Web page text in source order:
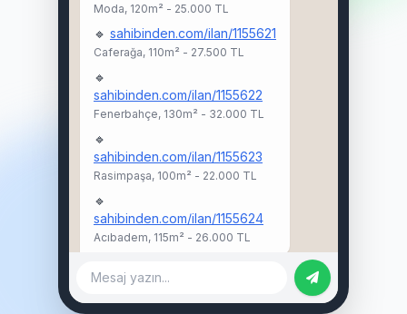
Moda, 120m² - 25.000 TL
🔹 sahibinden.com/ilan/1155621
Caferağa, 110m² - 27.500 TL
🔹
sahibinden.com/ilan/1155622
Fenerbahçe, 130m² - 32.000 TL
🔹
sahibinden.com/ilan/1155623
Rasimpaşa, 100m² - 22.000 TL
🔹
sahibinden.com/ilan/1155624
Acıbadem, 115m² - 26.000 TL
Mesaj yazın...